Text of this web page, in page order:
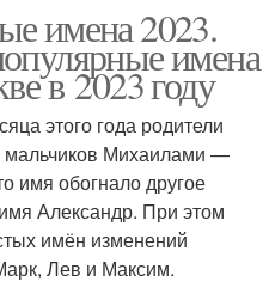
имена 2023.
имена
в 2023 году
этого года родители
мальчиков Михаилами —
имя обогнало другое
Александр. При этом
имён изменений
Лев и Максим.